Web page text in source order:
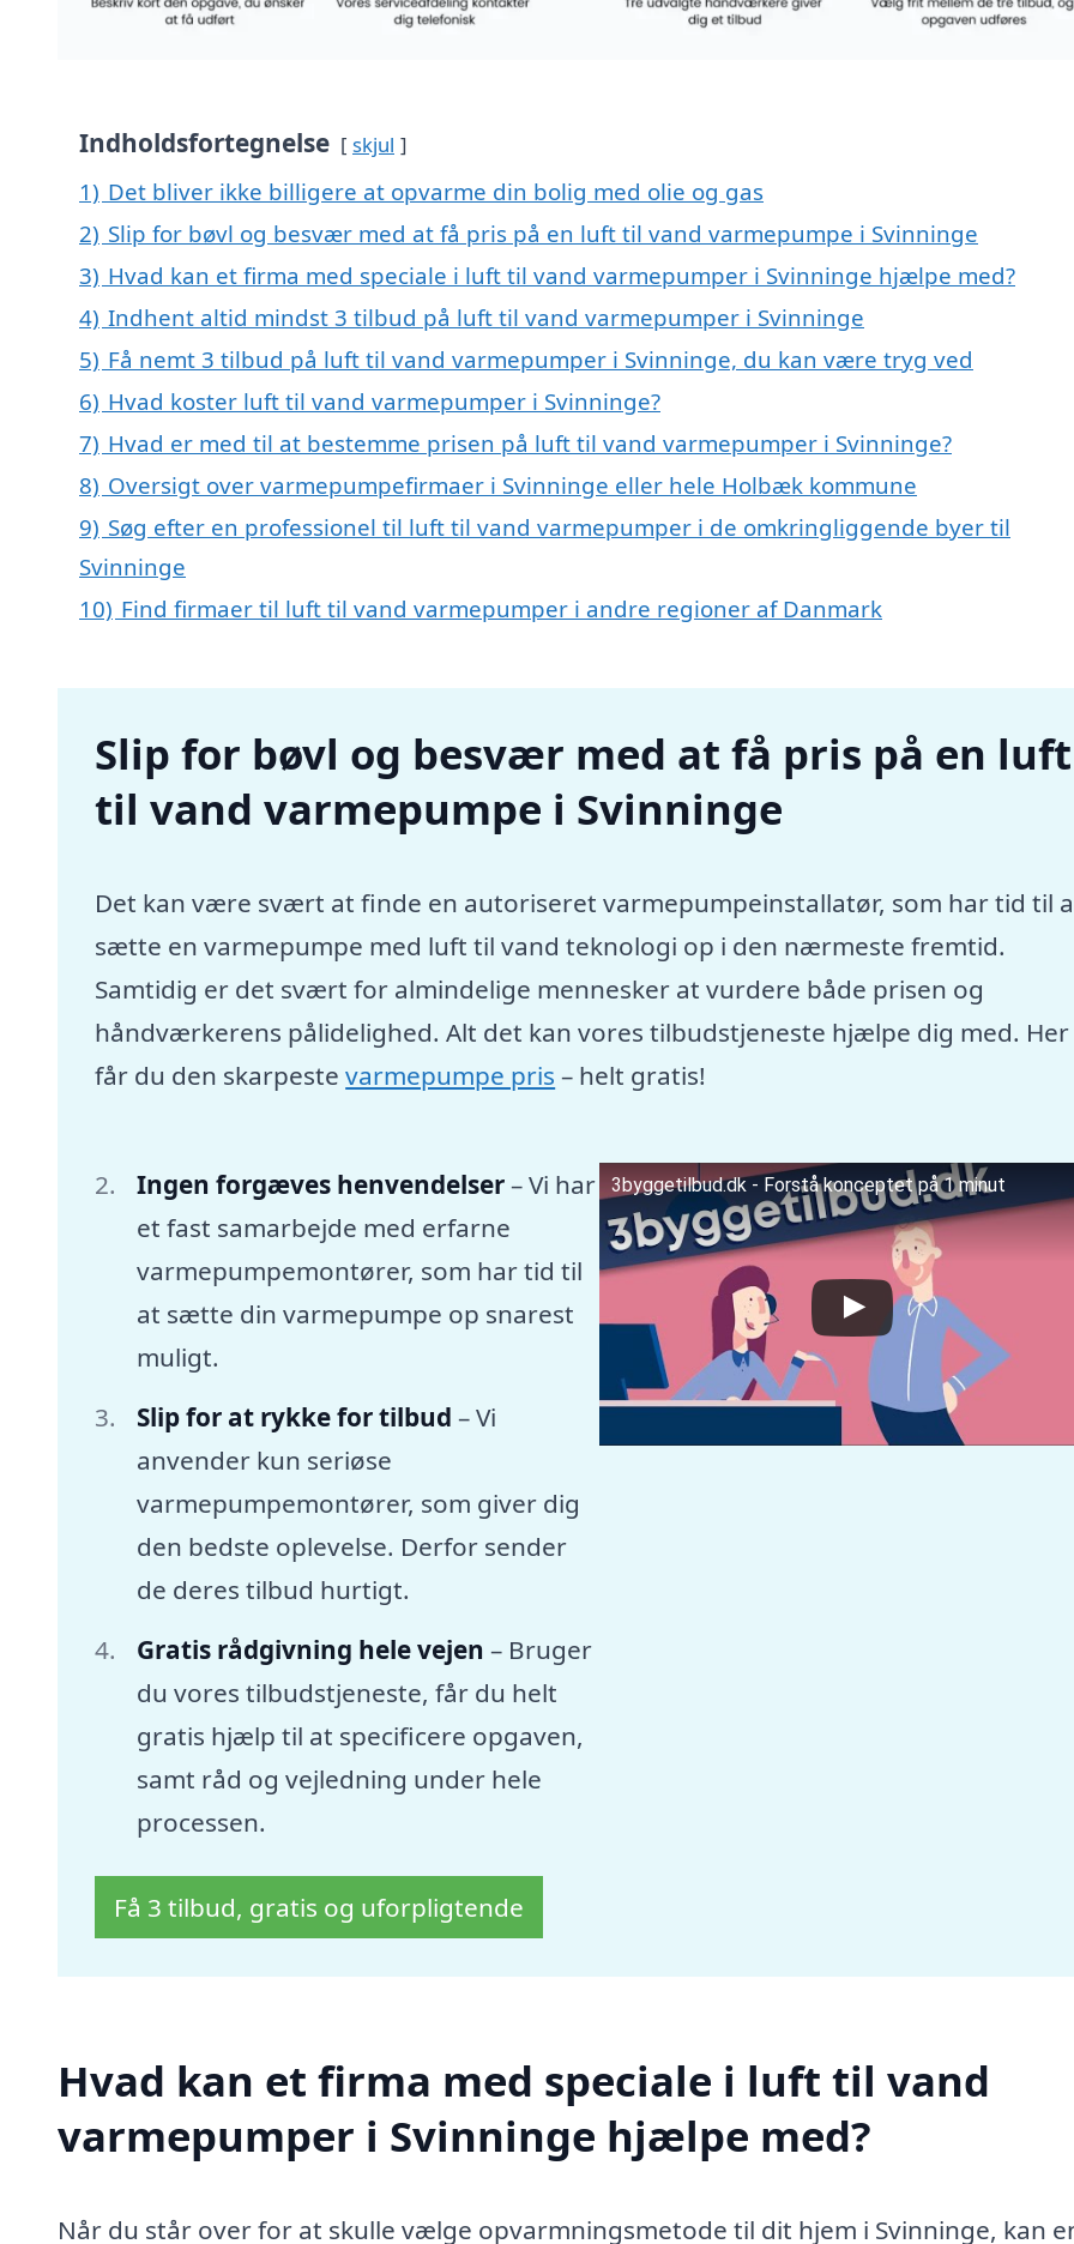
Indholdsfortegnelse skjul
1) Det bliver ikke billigere at opvarme din bolig med olie og gas
2) Slip for bøvl og besvær med at få pris på en luft til vand varmepumpe i Svinninge
3) Hvad kan et firma med speciale i luft til vand varmepumper i Svinninge hjælpe med?
4) Indhent altid mindst 3 tilbud på luft til vand varmepumper i Svinninge
5) Få nemt 3 tilbud på luft til vand varmepumper i Svinninge, du kan være tryg ved
6) Hvad koster luft til vand varmepumper i Svinninge?
7) Hvad er med til at bestemme prisen på luft til vand varmepumper i Svinninge?
8) Oversigt over varmepumpefirmaer i Svinninge eller hele Holbæk kommune
9) Søg efter en professionel til luft til vand varmepumper i de omkringliggende byer til
Svinninge
10) Find firmaer til luft til vand varmepumper i andre regioner af Danmark
Slip for bøvl og besvær med at få pris på en luft
til vand varmepumpe i Svinninge
Det kan være svært at finde en autoriseret varmepumpeinstallatør, som har tid til
sætte en varmepumpe med luft til vand teknologi op i den nærmeste fremtid.
Samtidig er det svært for almindelige mennesker at vurdere både prisen og
håndværkerens pålidelighed. Alt det kan vores tilbudstjeneste hjælpe dig med. Her
får du den skarpestevarmepumpe pris – helt gratis!
Ingen forgæves henvendelser– Vi har
et fast samarbejde med erfarne
varmepumpemontører, som har tid til
at sætte din varmepumpe op snarest
muligt.
Slip for at rykke for tilbud – Vi
anvender kun seriøse
varmepumpemontører, som giver dig
den bedste oplevelse. Derfor sender
de deres tilbud hurtigt.
Gratis rådgivning hele vejen – Bruger
du vores tilbudstjeneste, får du helt
gratis hjælp til at specificere opgaven,
samt råd og vejledning under hele
processen.
3byggetilbud.dk - Forstå konceptet på 1 minut
Få 3 tilbud, gratis og uforpligtende
Hvad kan et firma med speciale i luft til vand
varmepumper i Svinninge hjælpe med?
Når du står over for at skulle vælge opvarmningsmetode til dit hjem i Svinninge, kan